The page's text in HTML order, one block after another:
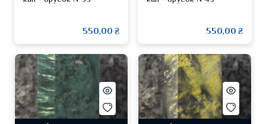
550,00 ₴ 550,00 ₴